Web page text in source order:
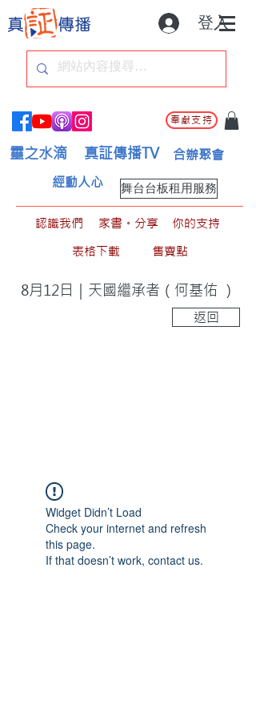
登入
奉獻支持
靈之水滴 真証傳播TV 合辦聚會
舞台台板租用服務
經動人心
認識我們 家書。分享
你的支持
表格下載
售賣點
8月12日｜天國繼承者（何基佑 ）
返回
Widget Didn’t Load
Check your internet and refresh
this page.
If that doesn’t work, contact us.